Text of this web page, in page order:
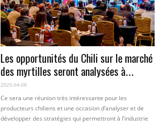
Les opportunités du Chili sur le marché
des myrtilles seront analysées à
Monticello 2025.
2025-04-08
Ce sera une réunion très intéressante pour les
producteurs chiliens et une occasion d’analyser et de
développer des stratégies qui permettront à l’industrie